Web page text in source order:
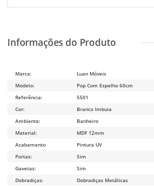
Marca:
Luan Móveis
Modelo:
Pop Com Espelho 60cm
Referência:
5501
Cor:
Branco Imbuia
Ambiente:
Banheiro
Material:
MDF 12mm
Acabamento
Pintura UV
Portas:
Sim
Gavetas:
Sim
Dobradiças:
Dobradiças Metálicas